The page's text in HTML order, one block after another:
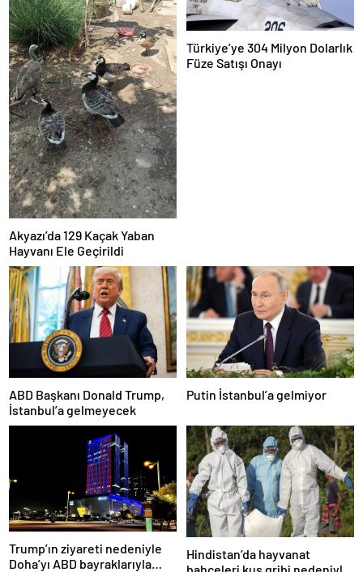
Akyazı’da 129 Kaçak Yaban
Hayvanı Ele Geçirildi
Türkiye’ye 304 Milyon Dolarlık
Füze Satışı Onayı
ABD Başkanı Donald Trump,
İstanbul’a gelmeyecek
Putin İstanbul’a gelmiyor
Trump’ın ziyareti nedeniyle
Doha’yı ABD bayraklarıyla
Hindistan’da hayvanat